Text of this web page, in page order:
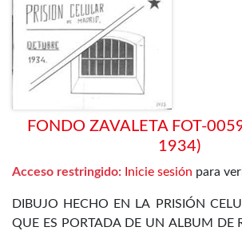
FONDO ZAVALETA FOT-
1934)
Acceso restringido: Inicie sesión para
DIBUJO HECHO EN LA PRISIÓN
QUE ES PORTADA DE UN ALBUM DE